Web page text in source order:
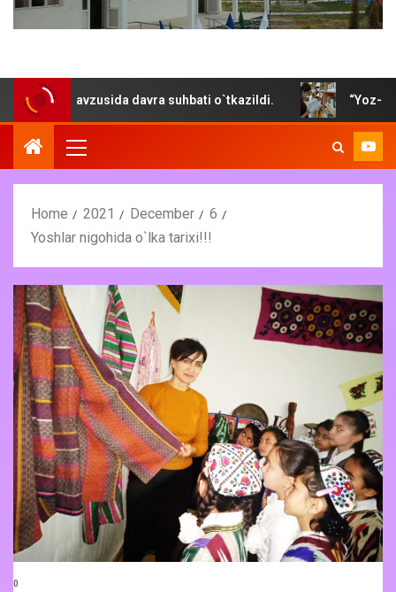
davra suhbati o`tkazildi. “Yoz- kitob mutola
Home 2021 December
6
Yoshlar nigohida o`lka tarixi!!!
0